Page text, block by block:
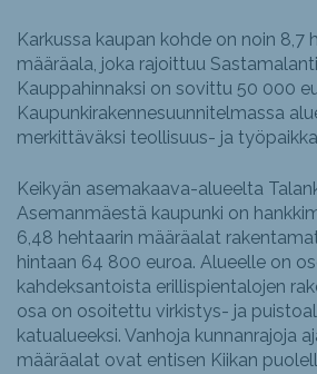
Karkussa kaupan kohde on noin 8,7
määräala, joka rajoittuu
Kauppahinnaksi on sovittu 50 000
Kaupunkirakennesuunnitelmassa
merkittäväksi teollisuus- ja
Keikyän asemakaava-alueelta
Asemanmäestä kaupunki on
6,48 hehtaarin määräalat
hintaan 64 800 euroa. Alueelle on
kahdeksantoista erillispientalojen
osa on osoitettu virkistys- ja
katualueeksi. Vanhoja kunnanrajoja
määräalat ovat entisen Kiikan